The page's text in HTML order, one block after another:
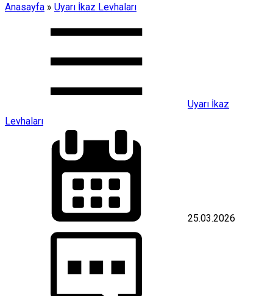
Anasayfa » Uyarı İkaz Levhaları
Uyarı İkaz
Levhaları
25.03.2026